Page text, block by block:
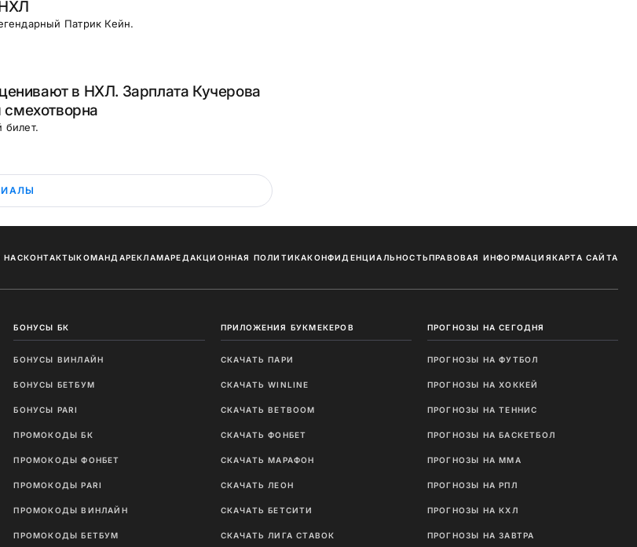
Патрик Кейн.
в НХЛ. Зарплата Кучерова
билет.
НАСКОНТАКТЫКОМАНДАРЕКЛАМАРЕДАКЦИОННАЯ ПОЛИТИКАКОНФИДЕНЦИАЛЬНОСТЬПРАВОВАЯ ИНФОРМАЦИЯКАРТА САЙТА
БОНУСЫ БК
БОНУСЫ ВИНЛАЙН
БОНУСЫ БЕТБУМ
БОНУСЫ PARI
ПРОМОКОДЫ БК
ПРОМОКОДЫ ФОНБЕТ
ПРОМОКОДЫ PARI
ПРОМОКОДЫ ВИНЛАЙН
ПРОМОКОДЫ БЕТБУМ
ПРИЛОЖЕНИЯ БУКМЕКЕРОВ
СКАЧАТЬ ПАРИ
СКАЧАТЬ WINLINE
СКАЧАТЬ BETBOOM
СКАЧАТЬ ФОНБЕТ
СКАЧАТЬ МАРАФОН
СКАЧАТЬ ЛЕОН
СКАЧАТЬ БЕТСИТИ
СКАЧАТЬ ЛИГА СТАВОК
ПРОГНОЗЫ НА СЕГОДНЯ
ПРОГНОЗЫ НА ФУТБОЛ
ПРОГНОЗЫ НА ХОККЕЙ
ПРОГНОЗЫ НА ТЕННИС
ПРОГНОЗЫ НА БАСКЕТБОЛ
ПРОГНОЗЫ НА MMA
ПРОГНОЗЫ НА РПЛ
ПРОГНОЗЫ НА КХЛ
ПРОГНОЗЫ НА ЗАВТРА